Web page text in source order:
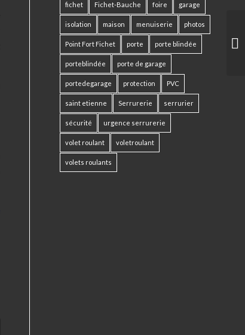
fichet Fichet-Bauche foire garage
isolation maison menuiserie photos
Point Fort Fichet porte porte blindée
porteblindée porte de garage
portedegarage protection PVC
saint etienne Serrurerie serrurier
sécurité urgence serrurerie
volet roulant voletroulant
volets roulants